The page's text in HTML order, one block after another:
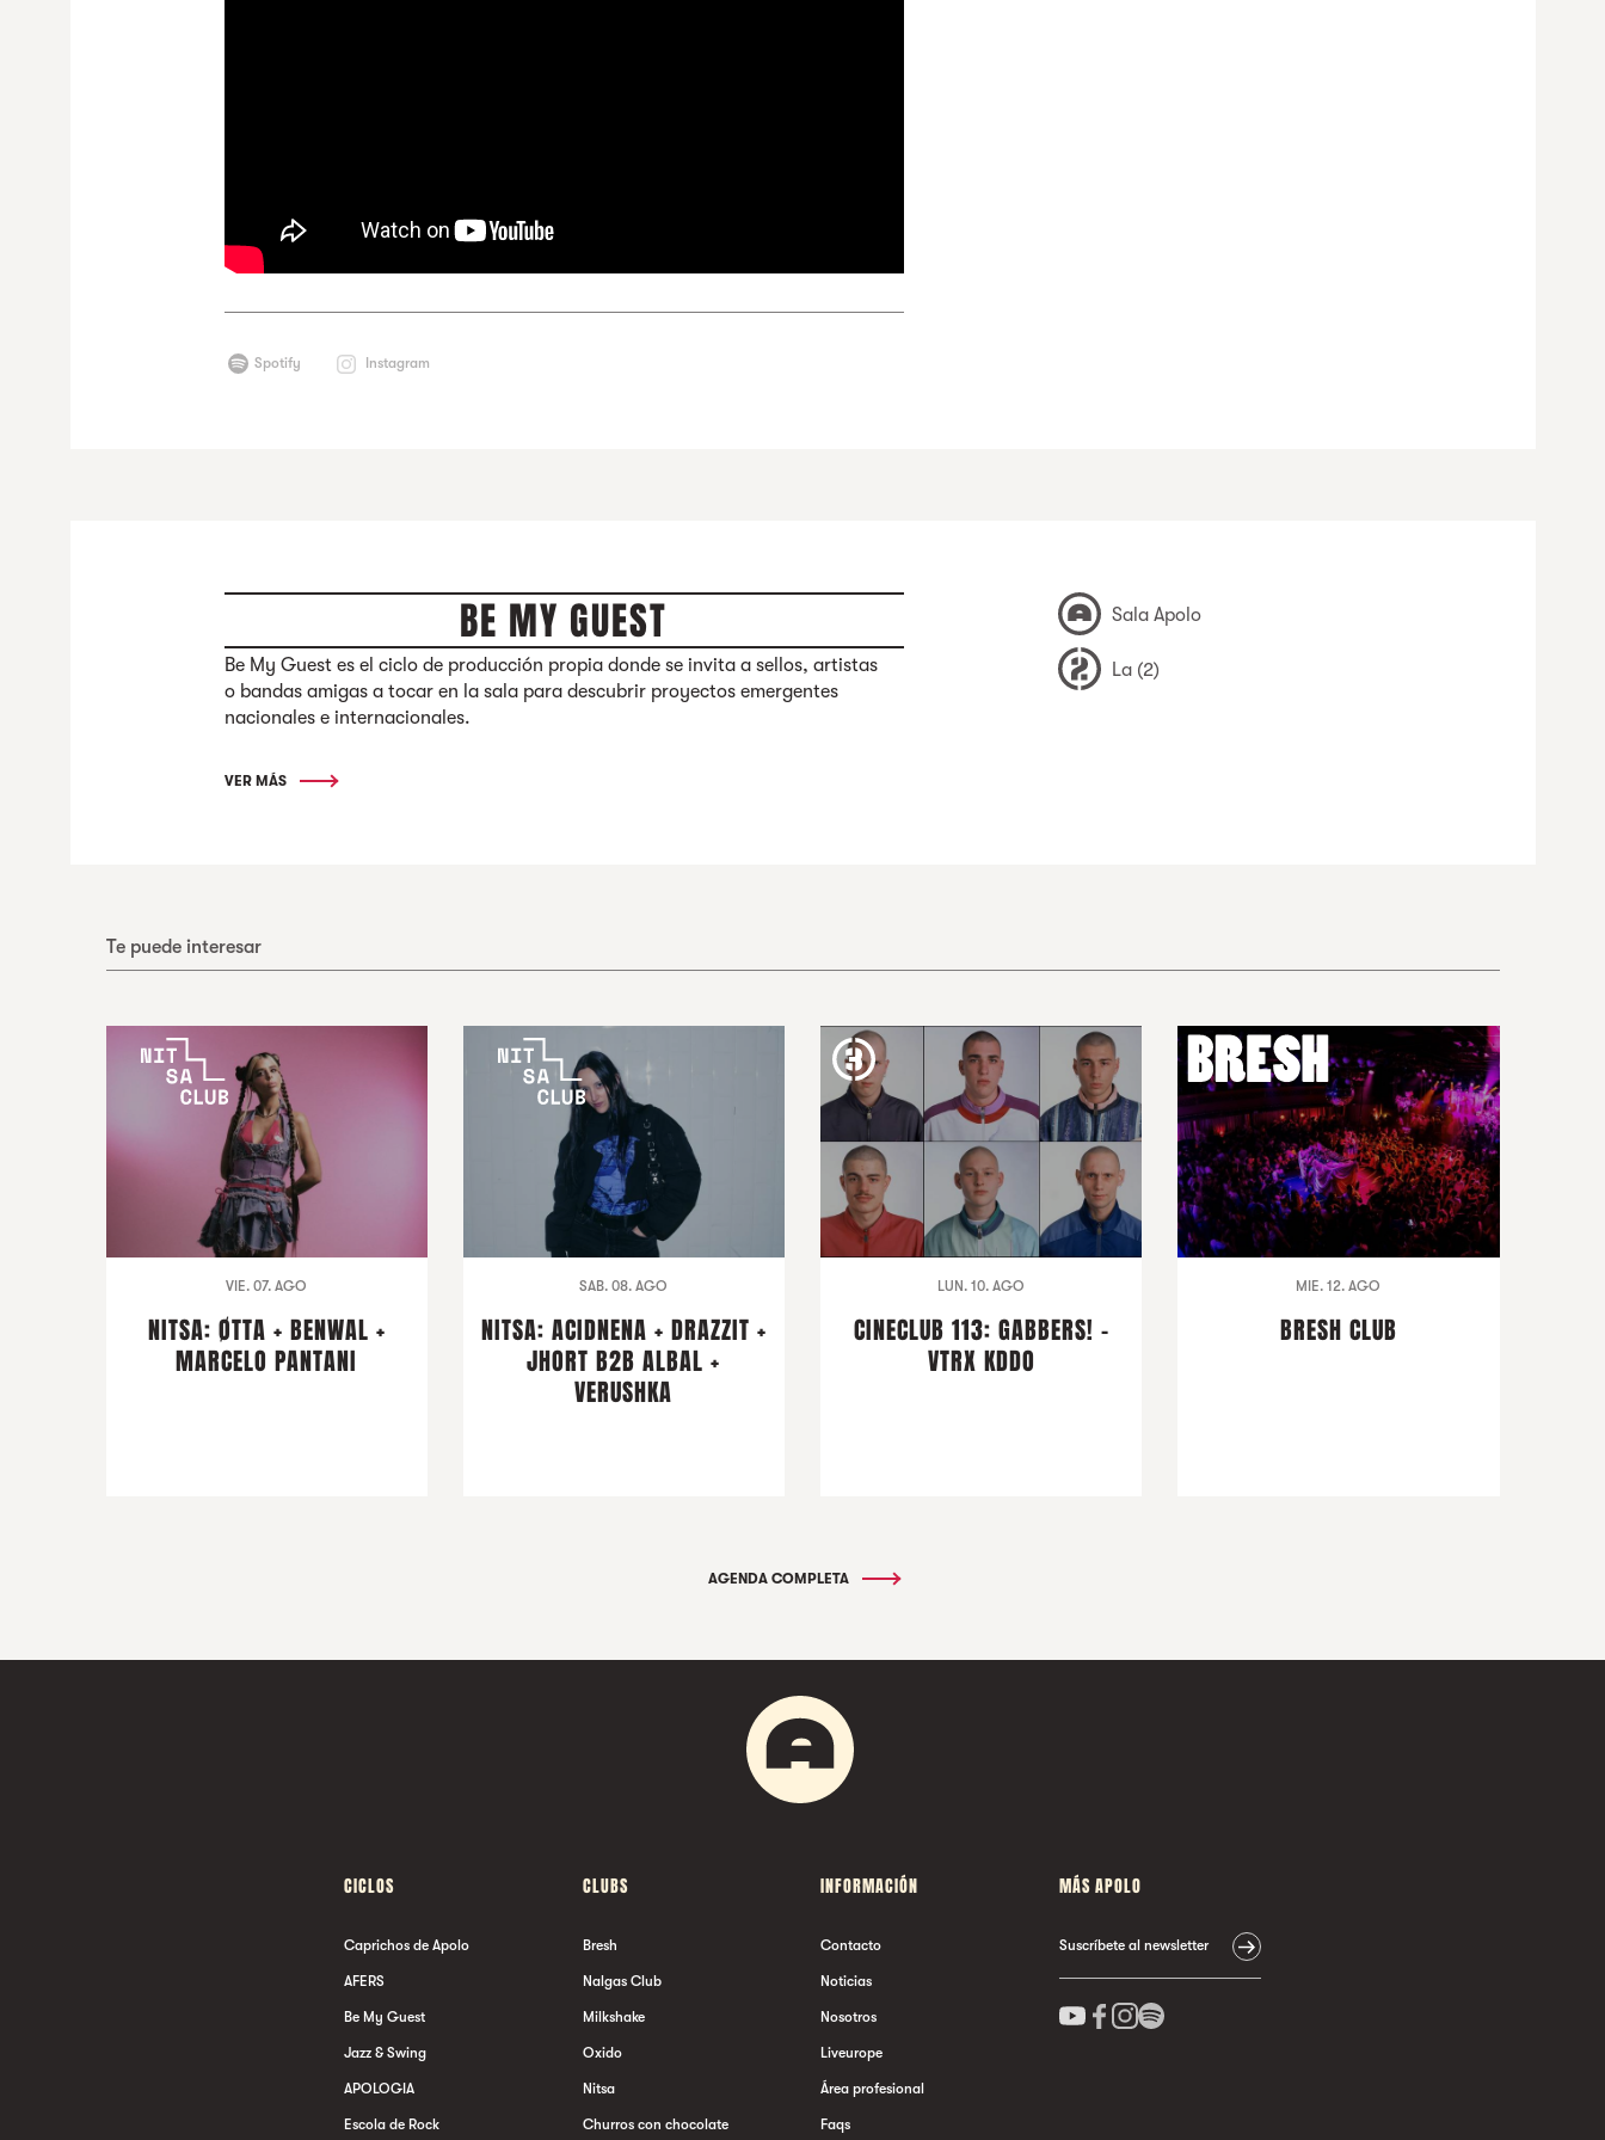
Spotify Instagram
BE MY GUEST
Be My Guest es el ciclo de producción propia donde se invita a sellos, artistas
o bandas amigas a tocar en la sala para descubrir proyectos emergentes
nacionales e internacionales.
VER MÁS
Sala Apolo
La (2)
Te puede interesar
VIE. 07. AGO
NITSA: ØTTA + BENWAL +
MARCELO PANTANI
SAB. 08. AGO
NITSA: ACIDNENA + DRAZZIT +
JHORT B2B ALBAL +
VERUSHKA
LUN. 10. AGO
CINECLUB 113: GABBERS! -
VTRX KDDO
MIE. 12. AGO
BRESH CLUB
AGENDA COMPLETA
CICLOS
Caprichos de Apolo
AFERS
Be My Guest
Jazz & Swing
APOLOGIA
Escola de Rock
CLUBS
Bresh
Nalgas Club
Milkshake
Oxido
Nitsa
Churros con chocolate
INFORMACIÓN
Contacto
Noticias
Nosotros
Liveurope
Área profesional
Faqs
MÁS APOLO
Suscríbete al newsletter